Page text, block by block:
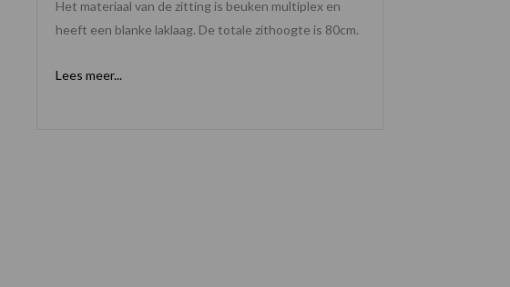
Het materiaal van de zitting is beuken multiplex en
heeft een blanke laklaag. De totale zithoogte is 80cm.
Lees meer...